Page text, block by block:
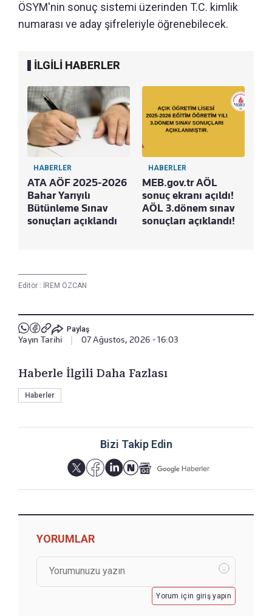
ÖSYM'nin sonuç sistemi üzerinden T.C. kimlik
numarası ve aday şifreleriyle öğrenebilecek.
İLGİLİ HABERLER
HABERLER
ATA AÖF 2025-2026
Bahar Yarıyılı
Bütünleme Sınav
sonuçları açıklandı
HABERLER
MEB.gov.tr AÖL
sonuç ekranı açıldı!
AÖL 3.dönem sınav
sonuçları açıklandı!
Editör : İREM ÖZCAN
Paylaş
Yayın Tarihi 07 Ağustos, 2026 - 16:03
Haberle İlgili Daha Fazlası
Haberler
Bizi Takip Edin
YORUMLAR
Yorum için giriş yapın